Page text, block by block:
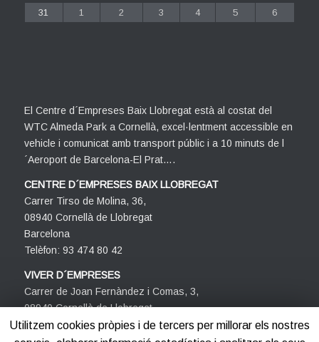
31
1 2 3 4 5 6
El Centre d´Empreses Baix Llobregat està al costat del
WTC Almeda Park a Cornellà, excel·lentment accessible en
vehicle i comunicat amb transport públic i a 10 minuts de l
´Aeroport de Barcelona-El Prat….
CENTRE D´EMPRESES BAIX LLOBREGAT
Carrer Tirso de Molina, 36,
08940 Cornellà de Llobregat
Barcelona
Telèfon: 93 474 80 42
VIVER D´EMPRESES
Carrer de Joan Fernàndez i Comas, 3,
08940 Cornellà de Llobregat
Barcelona
Utilitzem cookies pròpies i de tercers per millorar els nostres